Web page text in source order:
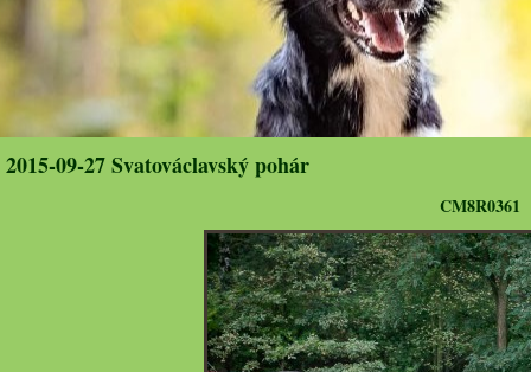
2015-09-27 Svatováclavský pohár
CM8R0361